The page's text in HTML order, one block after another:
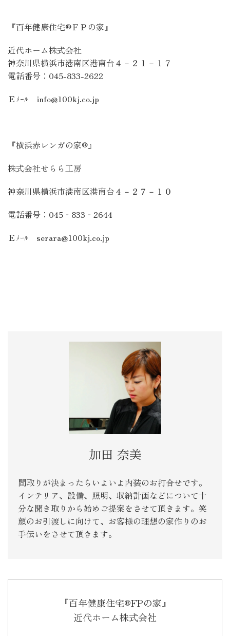
『百年健康住宅®ＦＰの家』
近代ホーム株式会社
神奈川県横浜市港南区港南台４－２１－１７
電話番号： 045-833-2622
Ｅﾒｰﾙ info@100kj.co.jp
『横浜赤レンガの家®』
株式会社せらら工房
神奈川県横浜市港南区港南台４－２７－１０
電話番号： 045 ‐ 833 ‐ 2644
Ｅﾒｰﾙ serara@100kj.co.jp
加田 奈美
間取りが決まったらいよいよ内装のお打合せです。
インテリア、設備、照明、収納計画などについて十
分な聞き取りから始めご提案をさせて頂きます。笑
顔のお引渡しに向けて、お客様の理想の家作りのお
手伝いをさせて頂きます。
『百年健康住宅®FPの家』
近代ホーム株式会社